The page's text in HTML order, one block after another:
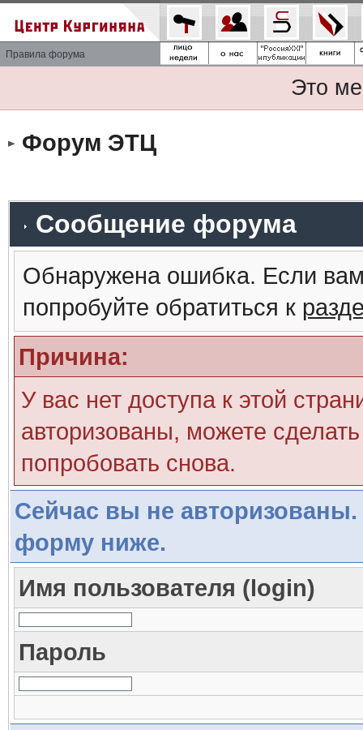
Правила форума
Это
Форум ЭТЦ
Сообщение форума
Обнаружена ошибка. Если
попробуйте обратиться к
Причина:
У вас нет доступа к этой
авторизованы, можете
попробовать снова.
Сейчас вы не авторизованы.
форму ниже.
Имя пользователя (login)
Пароль